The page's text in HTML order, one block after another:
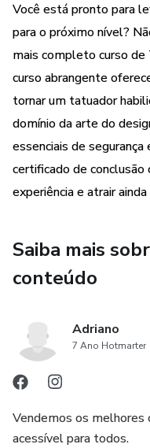
comercias”?
Nesse curso eu vou te
trabalhos em pele
possa treinar para que
Criamos vídeos simples
pessoa entender e
FINANCEIRA
• Tipos de maquinas
• A melhor maquina
• Conhecendo sua
Você está pronto para
para o próximo nível?
mais completo curso
curso abrangente
tornar um tatuador
domínio da arte do
essenciais de
certificado de
experiência e atrair
Saiba mais
conteúdo
Adriano
7 Ano Hotmarter
Vendemos os melhores
acessível para todos.